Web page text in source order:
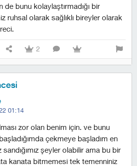
bunu kolaylaştırmadığı bir
ruhsal olarak sağlıklı bireyler olarak
2
01:14
zor olan benim için. ve bunu
çekmeye başladım en
sandığımız şeyler olabilir ama bu bir
kanata bitmemesi tek temenniniz